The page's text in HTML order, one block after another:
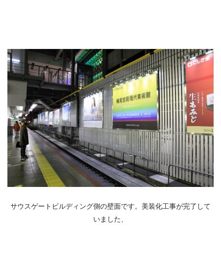
サウスゲートビルディング側の壁面です。美装化工事が完了して
いました、